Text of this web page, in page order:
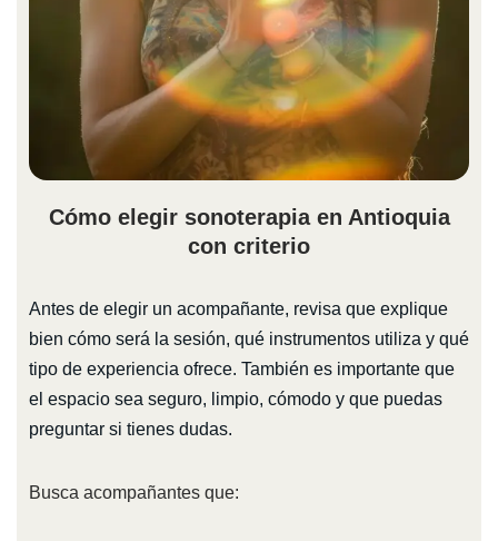
Cómo elegir sonoterapia en Antioquia
con criterio
Antes de elegir un acompañante, revisa que explique
bien cómo será la sesión, qué instrumentos utiliza y qué
tipo de experiencia ofrece. También es importante que
el espacio sea seguro, limpio, cómodo y que puedas
preguntar si tienes dudas.
Busca acompañantes que: